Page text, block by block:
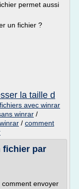
permet aussi
un fichier ?
la taille d
avec winrar
winrar /
/ comment
fichier par
envoyer